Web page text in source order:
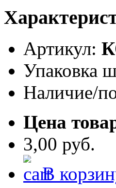
Артикул:
Упаковка
Наличие/
Цена
3,00 руб.
В